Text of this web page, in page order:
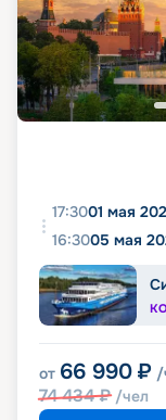
17:3001 мая
16:3005 мая
от 66 990 ₽ /
74 434₽ /чел